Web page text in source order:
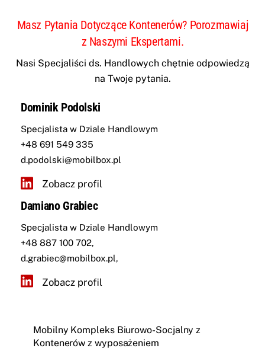
Masz Pytania Dotyczące Kontenerów? Porozmawiaj
z Naszymi Ekspertami.
Nasi Specjaliści ds. Handlowych chętnie odpowiedzą
na Twoje pytania.
Dominik Podolski
Specjalista w Dziale Handlowym
+48 691 549 335
d.podolski@mobilbox.pl
Zobacz profil
Damiano Grabiec
Specjalista w Dziale Handlowym
+48 887 100 702,
d.grabiec@mobilbox.pl,
Zobacz profil
Mobilny Kompleks Biurowo-Socjalny z
Kontenerów z wyposażeniem